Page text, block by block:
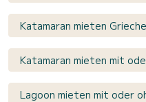
Katamaran mieten
Katamaran mieten mit
Lagoon mieten mit oder